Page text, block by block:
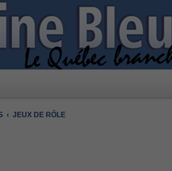
JEUX DE RÔLE